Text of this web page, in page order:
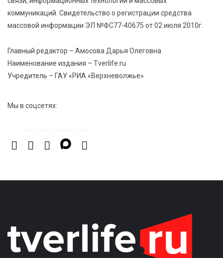
9 Авг 2026 09:19 652
Виталий Королев поблагодарил волонтёров-
медиков за их добрые сердца
8 Авг 2026 20:37 570
В Твери росгвардейцы отметили День
физкультурника турниром по настольному теннису
коммуникаций. Свидетельство о регистрации средства
массовой информации ЭЛ №ФС77-40675 от 02 июля 2010г.
Главный редактор – Амосова Дарья Олеговна
Наименование издания – Tverlife.ru
Учредитель – ГАУ «РИА «Верхневолжье»
Мы в соцсетях: